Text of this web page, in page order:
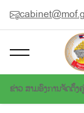
ຂ່າວ ສາມອົງການຈັດຕັ້ງ